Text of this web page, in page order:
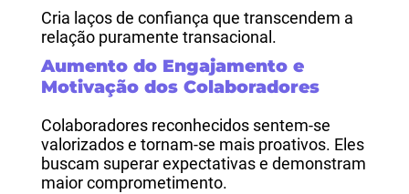
Cria laços de confiança que transcendem a
relação puramente transacional.
Aumento do Engajamento e
Motivação dos Colaboradores
Colaboradores reconhecidos sentem-se
valorizados e tornam-se mais proativos. Eles
buscam superar expectativas e demonstram
maior comprometimento.